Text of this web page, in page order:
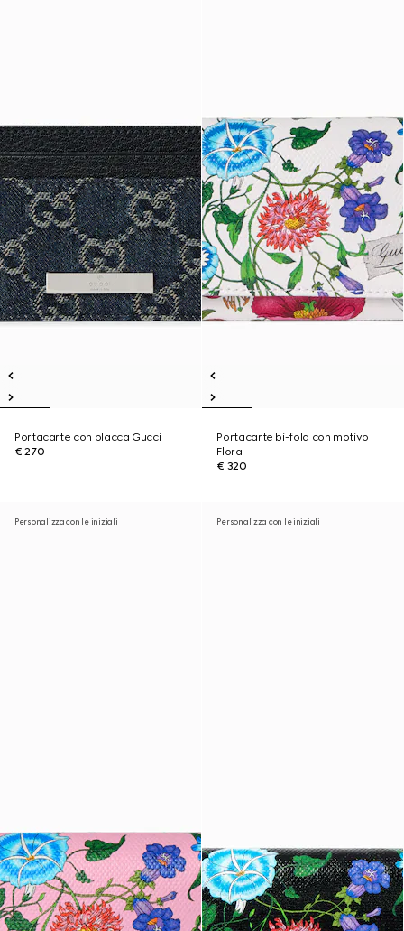
Portacarte con placca Gucci
€ 270
Portacarte bi-fold con motivo
Flora
€ 320
Personalizza con le iniziali Personalizza con le iniziali